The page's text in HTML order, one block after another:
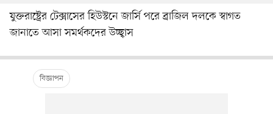
যুক্তরাষ্ট্রের টেক্সাসের হিউস্টনে জার্সি পরে ব্রাজিল দলকে স্বাগত
জানাতে আসা সমর্থকদের উচ্ছ্বাস